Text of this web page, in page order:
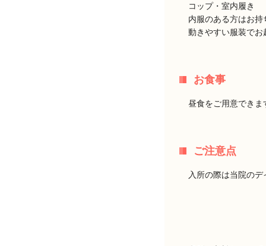
コップ・室内履き
内服のある方はお持
動きやすい服装でお
お食事
昼食をご用意できま
ご注意点
入所の際は当院の